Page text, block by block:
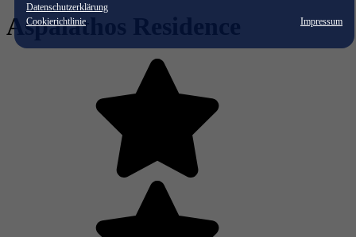
Datenschutzerklärung
Cookierichtlinie
Impressum
Aspalathos Residence